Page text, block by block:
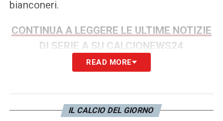
bianconeri.
CONTINUA A LEGGERE LE ULTIME NOTIZIE
DI SERIE A SU CALCIONEWS24
READ MORE
IL CALCIO DEL GIORNO